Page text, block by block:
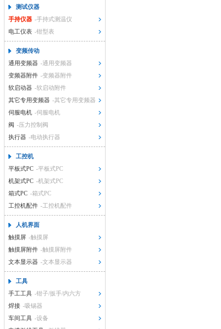
测试仪器
手持仪器 -手持式测温仪
电工仪表 -钳型表
变频传动
通用变频器 -通用变频器
变频器附件 -变频器附件
软启动器 -软启动附件
其它专用变频器 -其它专用变频器
伺服电机 -伺服电机
阀 -压力控制阀
执行器 -电动执行器
工控机
平板式PC -平板式PC
机架式PC -机架式PC
箱式PC -箱式PC
工控机配件 -工控机配件
人机界面
触摸屏 -触摸屏
触摸屏附件 -触摸屏附件
文本显示器 -文本显示器
工具
手工工具 -钳子/扳手/内六方
焊接 -吸锡器
车间工具 -设备